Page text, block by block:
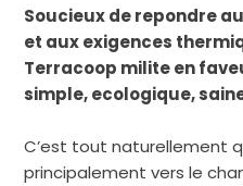
Soucieux de repondre
et aux exigences
Terracoop milite en
simple, ecologique,
C’est tout naturellement
principalement vers le